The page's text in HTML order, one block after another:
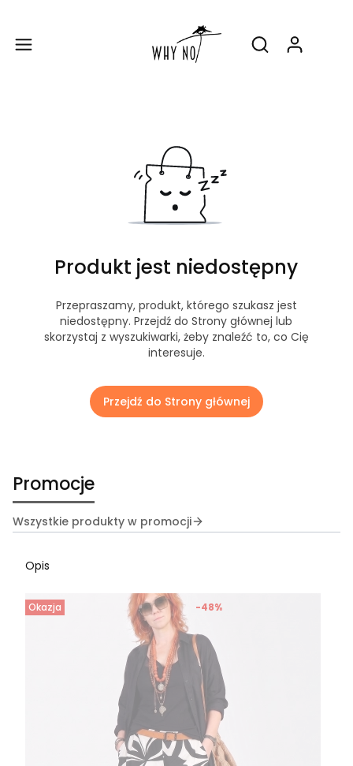
Otwórz
Produkt jest niedostępny
Przepraszamy, produkt, którego szukasz jest
niedostępny. Przejdź do Strony głównej lub
skorzystaj z wyszukiwarki, żeby znaleźć to, co Cię
interesuje.
Przejdź do Strony głównej
Promocje
Wszystkie produkty w promocji
Opis
Okazja -48%